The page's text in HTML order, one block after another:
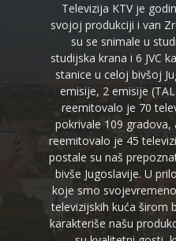
Televizija KTV je
svojoj produkciji i van
su se snimale u
studijska krana i 6 JVC
stanice u celoj bivšoj
emisije, 2 emisije
reemitovalo je 70
pokrivale 109 gradova,
reemitovalo je 45
postale su naš
bivše Jugoslavije. U
koje smo
televizijskih kuća širom
karakteriše našu